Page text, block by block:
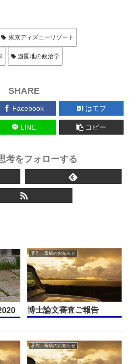
東京ディズニーリゾート
遊園地の政治学
SHARE
Facebook はてブ
LINE コピー
考をフォローする
著作・寄稿のお知らせ
博士論文審査ご報告
著作・寄稿のお知らせ